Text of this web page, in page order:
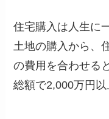
住宅購入は人生に
土地の購入から、
の費用を合わせると
総額で2,000万円以